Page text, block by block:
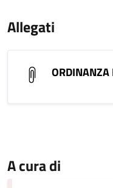
Allegati
A cura di